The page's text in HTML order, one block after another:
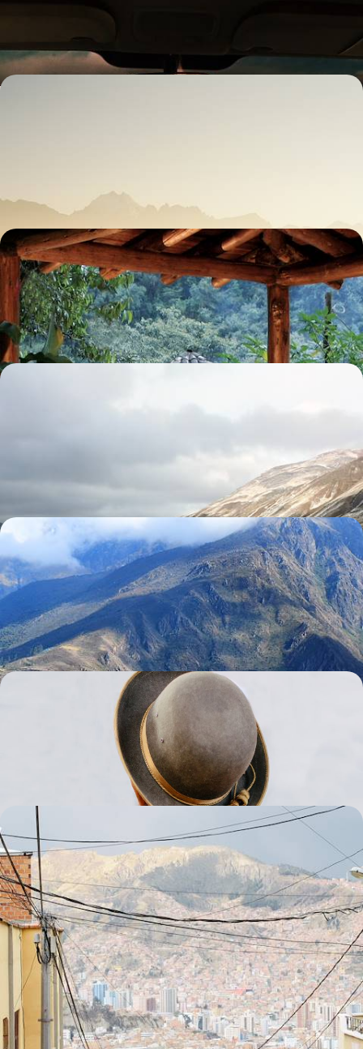
De Lima au lac Titicaca - Belles adresses du Pérou
Être ému par les trésors andins, séjourner partout dans les plus belles
adresses, architecture coloniale ou épure contemporaine
11 jours, de 6200 à 9000 €
Pérou et Bolivie - Cuzco, Machu Picchu, Titicaca et
salar d’Uyuni
Commencer à Lima et finir à Santiago du Chili avec, entre les deux, les
Incas et la majesté andine
16 jours, de 7000 à 10500 €
Pure Bolivie - De Santa Cruz à l’Altiplano
Sillonner un pays à forts contrastes, haut en couleur et passionné,
traditionnel et contemporain
15 jours, de 7200 à 12000 €
Pérou, Bolivie, Chili - Une épopée andine
Un grand tour des Andes, où se rencontrent hauts-lieux incas, déserts
d’altitude, flamants et madones
20 jours, de 7500 à 11100 €
1
Le GuideLac Titicaca